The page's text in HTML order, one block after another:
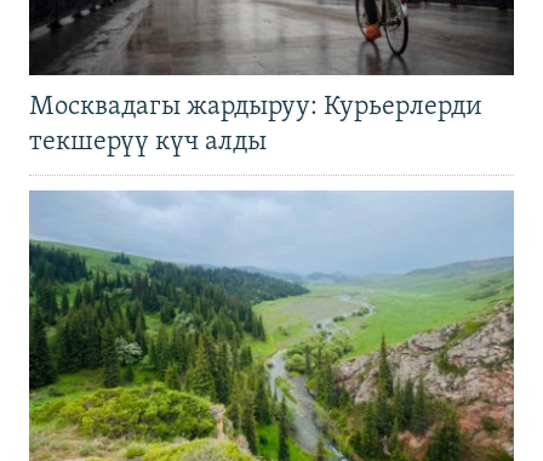
Москвадагы жардыруу: Курьерлерди
текшерүү күч алды